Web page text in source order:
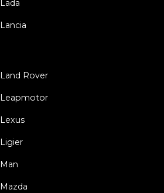
Lada
Lancia
Land Rover
Leapmotor
Lexus
Ligier
Man
Mazda